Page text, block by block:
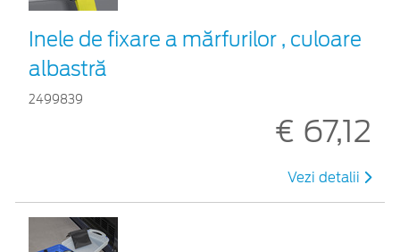
Inele de fixare a mărfurilor , culoare
albastră
2499839
€ 67,12
Vezi detalii